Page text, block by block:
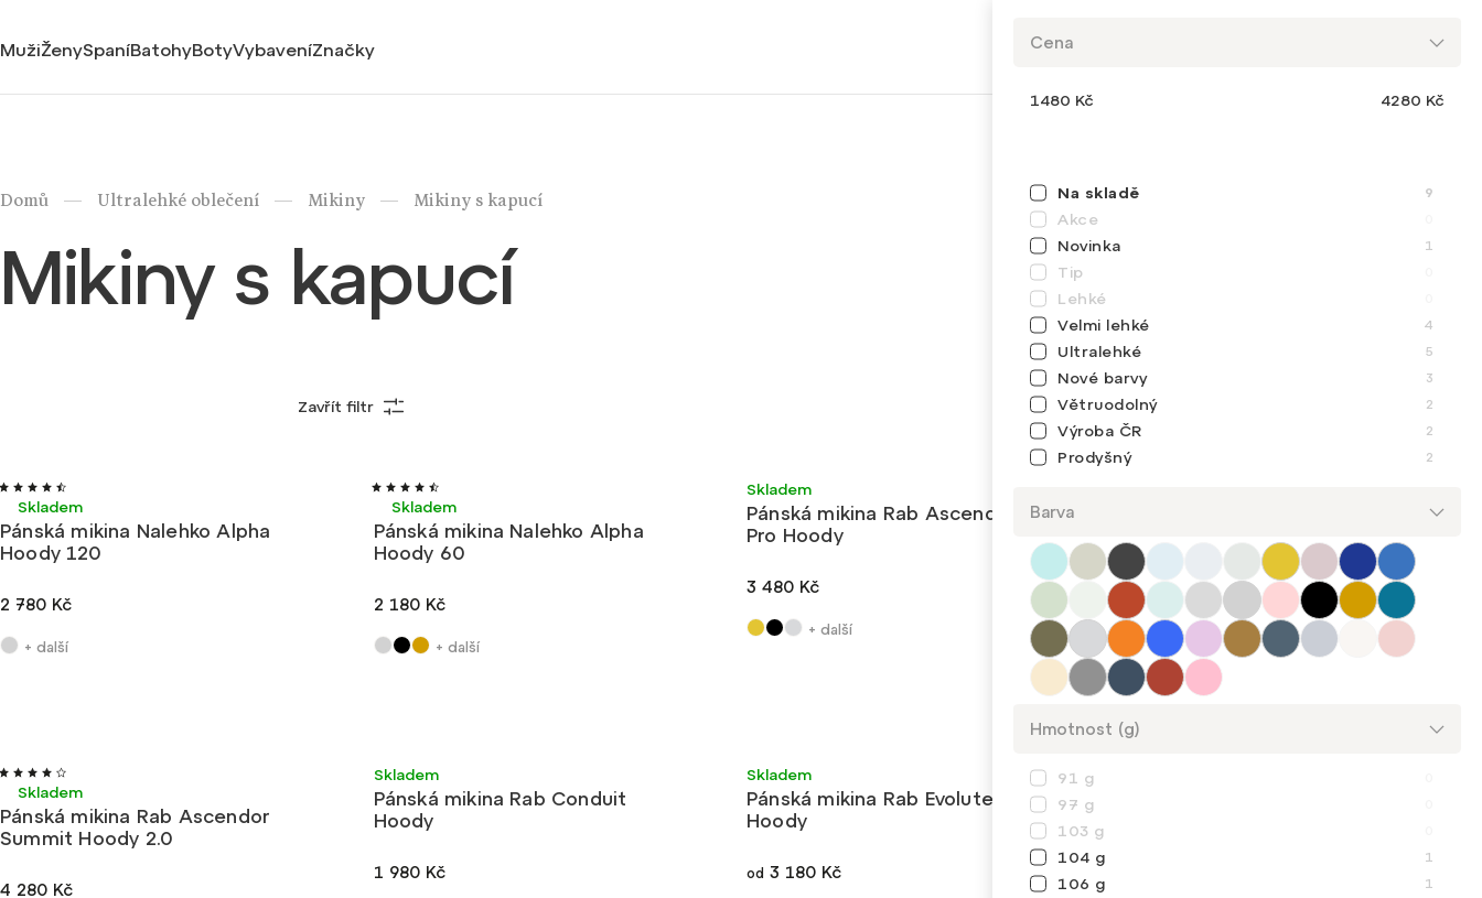
MužiŽenySpaníBatohyBotyVybaveníZnačky
Domů / Ultralehké oblečení / Mikiny / Mikiny s kapucí
Mikiny s kapucí
Nejdražší
Abecedně
Zavřít filtr
Cena
1480 Kč 4280 Kč
Na skladě 9
Akce
Novinka 1
Tip
Lehké
Velmi lehké 4
Ultralehké 5
Nové barvy 3
Větruodolný 2
Výroba ČR 2
Prodyšný 2
Barva
Hmotnost (g)
91 g
97 g
103 g
104 g 1
106 g 1
Velmi lehké
Pánská mikina Nalehko Alpha
Hoody 120
Skladem
2 780 Kč
+ další
Ultralehké
Pánská mikina Nalehko Alpha
Hoody 60
Skladem
2 180 Kč
+ další
Ultralehké
Pánská mikina Rab Ascendor
Pro Hoody
Skladem
3 480 Kč
+ další
2 480 Kč
+ další
Velmi lehké
Pánská mikina Rab Ascendor
Summit Hoody 2.0
Skladem
4 280 Kč
Ultralehké
Pánská mikina Rab Conduit
Hoody
Skladem
1 980 Kč
Velmi lehké
Pánská mikina Rab Evolute
Hoody
Skladem
od 3 180 Kč